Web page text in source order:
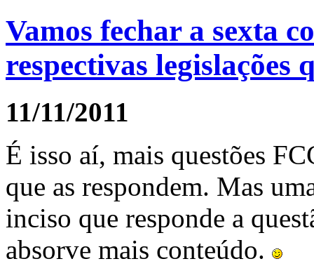
Vamos fechar a sexta
respectivas legislações
11/11/2011
É isso aí, mais questões
que as respondem. Mas
inciso que responde a
absorve mais conteúdo.